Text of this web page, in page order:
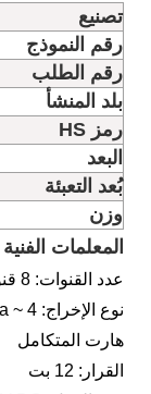
تصنيع
رقم النموذج
رقم الطلب
بلد المنشأ
رمز HS
البعد
بُعد التعبئة
وزن
المعلمات الفنية
عدد القنوات: 8 قنوات إخراج مستقلة
هارت المتكامل
القرار: 12 بت